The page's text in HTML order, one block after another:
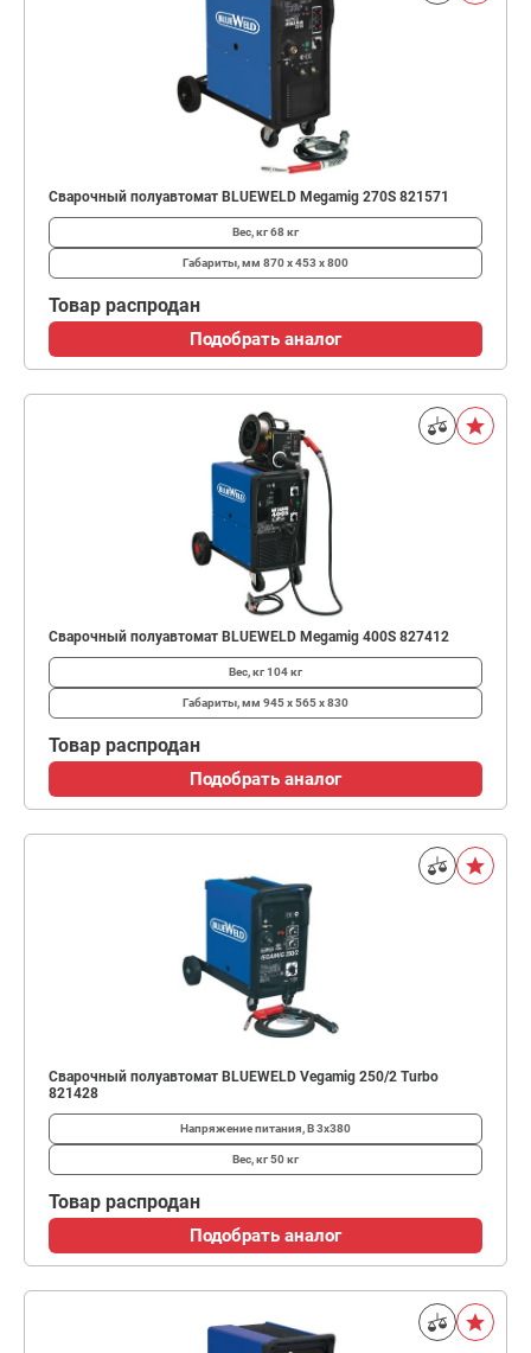
Сварочный полуавтомат BLUEWELD Megamig 270S 821571
Вес, кг68 кг
Габариты, мм 870 х 453 х 800
Товар распродан
Подобрать аналог
Сварочный полуавтомат BLUEWELD Megamig 400S 827412
Вес, кг104 кг
Габариты, мм 945 x 565 x 830
Товар распродан
Подобрать аналог
Сварочный полуавтомат BLUEWELD Vegamig 250/2 Turbo
821428
Напряжение питания, В3x380
Вес, кг50 кг
Товар распродан
Подобрать аналог